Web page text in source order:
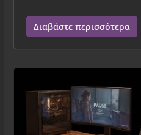
Διαβάστε περισσότερα